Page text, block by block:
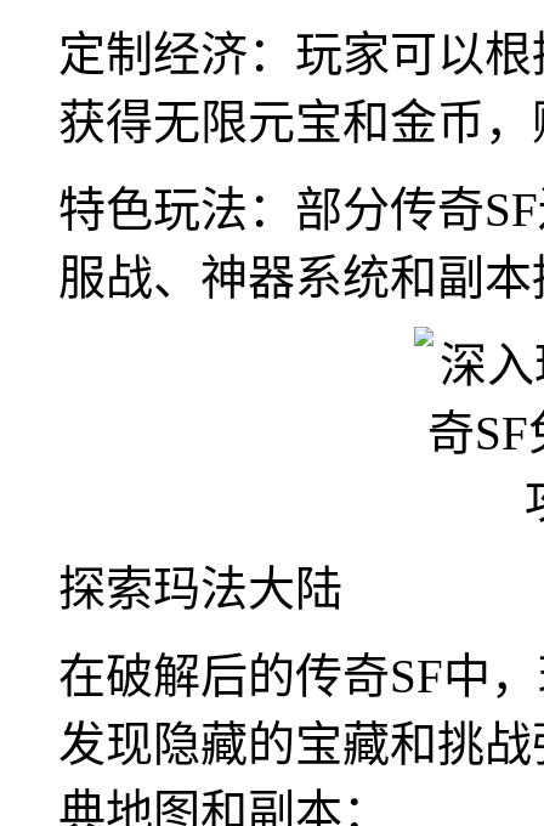
定制经济：玩家可以
获得无限元宝和金币
特色玩法：部分传奇
服战、神器系统和副
探索玛法大陆
在破解后的传奇SF中
发现隐藏的宝藏和挑
典地图和副本：